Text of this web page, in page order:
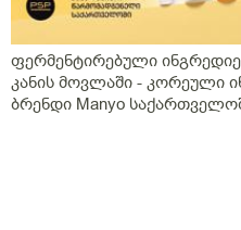
აქვს თავის
გვგონია დ ვიტამია
ქონდა,ვაგოსტაბილი
გვირჩევთ?როგორც
ყველაფერი და ხალხს
ფერმენტირებული
კანის მოვლაში - კორეული
ბრენდი Manyo